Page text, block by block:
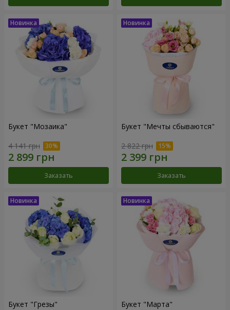
Букет "Мозаика"
4 141 грн
Заказать
Букет "Мечты сбываются"
2 822 грн
Заказать
Букет "Грезы" Букет "Марта"